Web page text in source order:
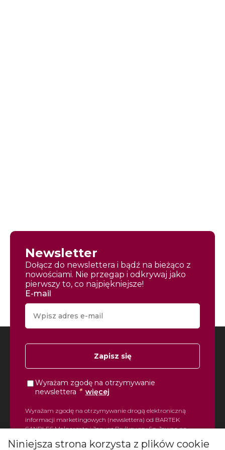
Newsletter
Dołącz do newslettera i bądź na bieżąco z
nowościami. Nie przegap i odkrywaj jako
pierwszy to, co najpiękniejsze!
E-mail
Zapisz się
Wyrażam zgodę na otrzymywanie
newslettera * więcej
Wyrażam zgodę na otrzymywanie drogą elektroniczną
informacji marketingowych (newslettera) od BARTEK
CANDLES Małgorzata i Janusz Bryłkowscy Sp. Jawna na
wycofana w każdej chwili.
Niniejsza strona korzysta z plików cookie